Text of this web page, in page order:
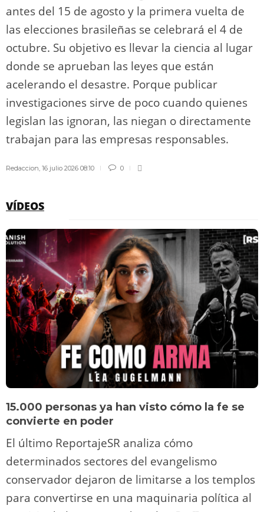
antes del 15 de agosto y la primera vuelta de
las elecciones brasileñas se celebrará el 4 de
octubre. Su objetivo es llevar la ciencia al lugar
donde se aprueban las leyes que están
acelerando el desastre. Porque publicar
investigaciones sirve de poco cuando quienes
legislan las ignoran, las niegan o directamente
trabajan para las empresas responsables.
Redaccion 16 julio 2026 08:10 0
VÍDEOS
15.000 personas ya han visto cómo la fe se
convierte en poder
El último ReportajeSR analiza cómo
determinados sectores del evangelismo
conservador dejaron de limitarse a los templos
para convertirse en una maquinaria política al